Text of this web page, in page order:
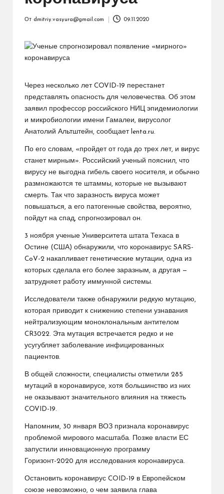
От dmitriy.vasyura@gmail.com 09.11.2020
Через несколько лет COVID-19 перестанет
представлять опасность для человечества. Об этом
заявил профессор российского НИЦ эпидемиологии
и микробиологии имени Гамалеи, вирусолог
Анатолий Альтштейн, сообщает lenta.ru.
По его словам, «пройдет от года до трех лет, и вирус
станет мирным». Российский ученый пояснил, что
вирусу не выгодна гибель своего носителя, и обычно
размножаются те штаммы, которые не вызывают
смерть. Так что заразность вируса может
повышаться, а его патогенные свойства, вероятно,
пойдут на спад, спрогнозировал он.
3 ноября ученые Университета штата Техаса в
Остине (США) обнаружили, что коронавирус SARS-
CoV-2 накапливает генетические мутации, одна из
которых сделала его более заразным, а другая —
затрудняет работу иммунной системы.
Исследователи также обнаружили редкую мутацию,
которая приводит к снижению степени узнавания
нейтрализующим моноклональным антителом
CR3022. Эта мутация встречается редко и не
усугубляет заболевание инфицированных
пациентов.
В общей сложности, специалисты отметили 285
мутаций в коронавирусе, хотя большинство из них
не оказывают значительного влияния на тяжесть
COVID-19.
Напомним, 30 января ВОЗ признала коронавирус
проблемой мирового масштаба. Позже власти ЕС
запустили инновационную программу
Горизонт-2020 для исследования коронавируса.
Остановить коронавирус COID-19 в Европейском
союзе невозможно, о чем заявила глава